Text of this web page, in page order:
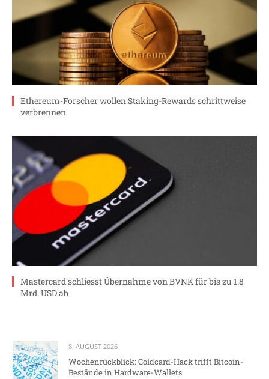
Ethereum-Forscher wollen Staking-Rewards schrittweise
verbrennen
Mastercard schliesst Übernahme von BVNK für bis zu 1.8
Mrd. USD ab
8. AUGUST 2026
Wochenrückblick: Coldcard-Hack trifft Bitcoin-
Bestände in Hardware-Wallets